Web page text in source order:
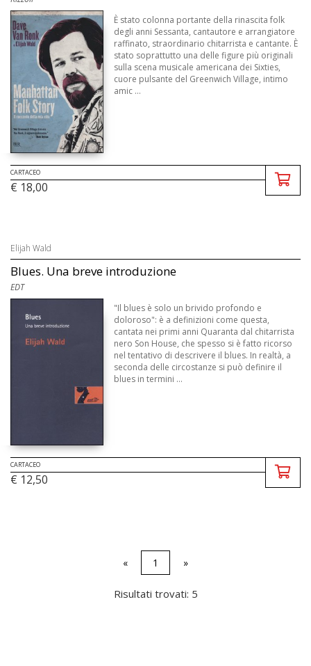
È stato colonna portante della rinascita folk
degli anni Sessanta, cantautore e arrangiatore
raffinato, straordinario chitarrista e cantante. È
stato soprattutto una delle figure più originali
sulla scena musicale americana dei Sixties,
cuore pulsante del Greenwich Village, intimo
amic ...
CARTACEO
€ 18,00
Elijah Wald
Blues. Una breve introduzione
EDT
"Il blues è solo un brivido profondo e
doloroso": è a definizioni come questa,
cantata nei primi anni Quaranta dal chitarrista
nero Son House, che spesso si è fatto ricorso
nel tentativo di descrivere il blues. In realtà, a
seconda delle circostanze si può definire il
blues in termini ...
CARTACEO
€ 12,50
« 1 »
Risultati trovati: 5